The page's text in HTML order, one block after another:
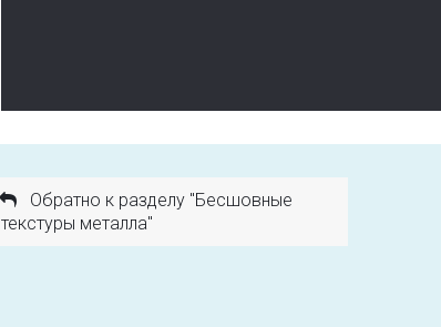
Обратно к разделу "Бесшовные
текстуры металла"